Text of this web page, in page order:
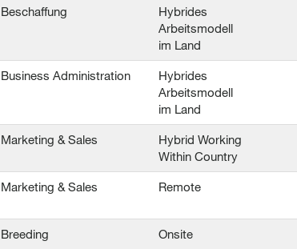
Beschaffung
Hybrides
Arbeitsmodell
im Land
Business Administration
Hybrides
Arbeitsmodell
im Land
Marketing & Sales
Hybrid Working
Within Country
Marketing & Sales Remote
Breeding Onsite